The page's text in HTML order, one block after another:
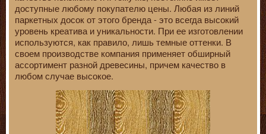
доступные любому покупателю цены. Любая из линий
паркетных досок от этого бренда - это всегда высокий
уровень креатива и уникальности. При ее изготовлении
используются, как правило, лишь темные оттенки. В
своем производстве компания применяет обширный
ассортимент разной древесины, причем качество в
любом случае высокое.